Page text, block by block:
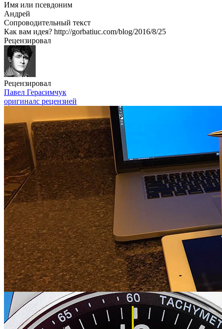
Имя или псевдоним
Андрей
Сопроводительный текст
Как вам идея? http://gorbatiuc.com/blog/2016/8/25
Рецензировал
Рецензировал
Павел Герасимчук
оригиналс рецензией